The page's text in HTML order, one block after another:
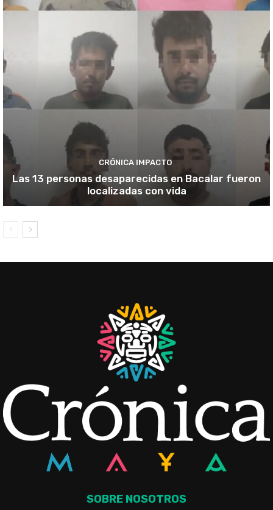
CRÓNICA IMPACTO
Las 13 personas desaparecidas en Bacalar fueron
localizadas con vida
SOBRE NOSOTROS